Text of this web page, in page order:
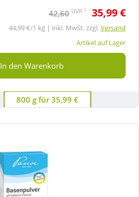
42,60 UVP 1 35,99 €
44,99 €/1 kg | inkl. MwSt. zzgl.Versand
Artikel auf Lager
In den Warenkorb
800 g für 35,99 €